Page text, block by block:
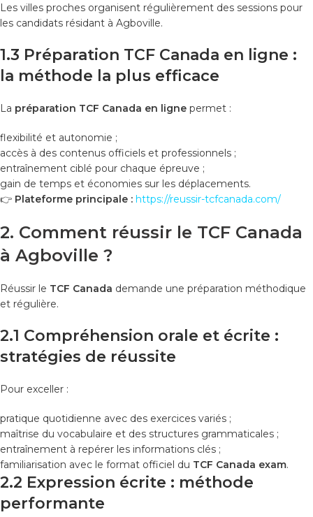
Les villes proches organisent régulièrement des sessions pour
les candidats résidant à Agboville.
1.3 Préparation TCF Canada en ligne :
la méthode la plus efficace
La préparation TCF Canada en ligne permet :
flexibilité et autonomie ;
accès à des contenus officiels et professionnels ;
entraînement ciblé pour chaque épreuve ;
gain de temps et économies sur les déplacements.
👉 Plateforme principale : https://reussir-tcfcanada.com/
2. Comment réussir le TCF Canada
à Agboville ?
Réussir le TCF Canada demande une préparation méthodique
et régulière.
2.1 Compréhension orale et écrite :
stratégies de réussite
Pour exceller :
pratique quotidienne avec des exercices variés ;
maîtrise du vocabulaire et des structures grammaticales ;
entraînement à repérer les informations clés ;
familiarisation avec le format officiel du TCF Canada exam.
2.2 Expression écrite : méthode
performante